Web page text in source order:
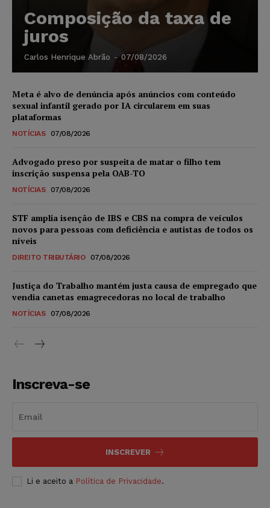
Composição da taxa de
juros
Carlos Henrique Abrão - 07/08/2026
Meta é alvo de denúncia após anúncios com conteúdo
sexual infantil gerado por IA circularem em suas
plataformas
NOTÍCIAS 07/08/2026
Advogado preso por suspeita de matar o filho tem
inscrição suspensa pela OAB-TO
NOTÍCIAS 07/08/2026
STF amplia isenção de IBS e CBS na compra de veículos
novos para pessoas com deficiência e autistas de todos os
níveis
DIREITO TRIBUTÁRIO 07/08/2026
Justiça do Trabalho mantém justa causa de empregado que
vendia canetas emagrecedoras no local de trabalho
NOTÍCIAS 07/08/2026
Inscreva-se
INSCREVER
Li e aceito a Política de Privacidade.